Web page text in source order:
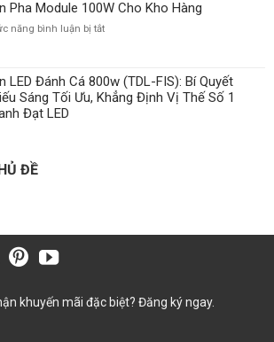
Pha
100W
Không?
Pha Module 100W Cho Kho Hàng
năng bình luận bị tắtở
Module
100W
Cho
LED Đánh Cá 800w (TDL-FIS): Bí Quyết
Sáng Tối Ưu, Khẳng Định Vị Thế Số 1
Đạt LED
ĐỀ
khuyến mãi đặc biệt? Đăng ký ngay.